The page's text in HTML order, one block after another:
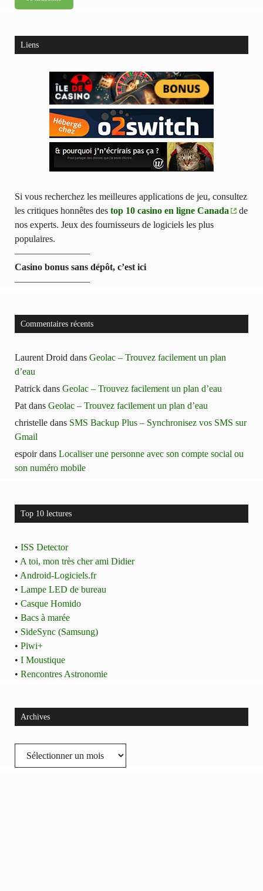
Liens
Si vous recherchez les meilleures applications de jeu, consultez
les critiques honnêtes des top 10 casino en ligne Canada
de
nos experts. Jeux des fournisseurs de logiciels les plus
populaires.
————————
Casino bonus sans dépôt, c’est ici
————————
Commentaires récents
Laurent Droid dans Geolac – Trouvez facilement un plan
d’eau
Patrick dans Geolac – Trouvez facilement un plan d’eau
Pat dans Geolac – Trouvez facilement un plan d’eau
christelle dans SMS Backup Plus – Synchronisez vos SMS sur
Gmail
espoirdans Localiser une personne avec son compte social ou
son numéro mobile
Top 10 lectures
• ISS Detector
• A toi, mon très cher ami Didier
• Android-Logiciels.fr
• Lampe LED de bureau
• Casque Homido
• Bacs à marée
• SideSync (Samsung)
• Piwi+
• I Moustique
• Rencontres Astronomie
Archives
Archives